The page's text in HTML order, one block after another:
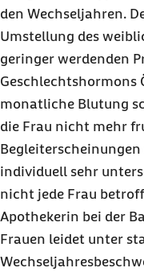
den Wechseljahren.
Umstellung des
geringer werdenden
Geschlechtshormons
monatliche Blutung
die Frau nicht mehr
individuell sehr
nicht jede Frau
Apothekerin bei der
Frauen leidet unter